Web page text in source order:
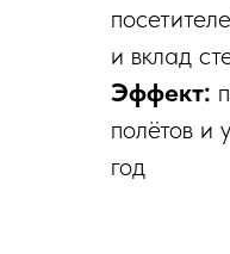
и вклад
Эффект:
полётов и
год